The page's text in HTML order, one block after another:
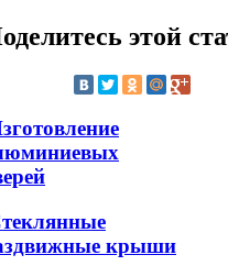
этой
крыши